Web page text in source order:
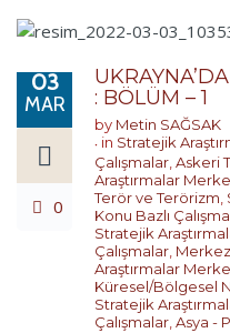
03
MAR
0
: BÖLÜM – 1
by Metin SAĞSAK
in Stratejik
Çalışmalar,Askeri
Araştırmalar
Terör ve Terörizm,
Konu Bazlı
Stratejik
Çalışmalar,
Araştırmalar
Küresel/Bölgesel
Stratejik
Çalışmalar,Asya -